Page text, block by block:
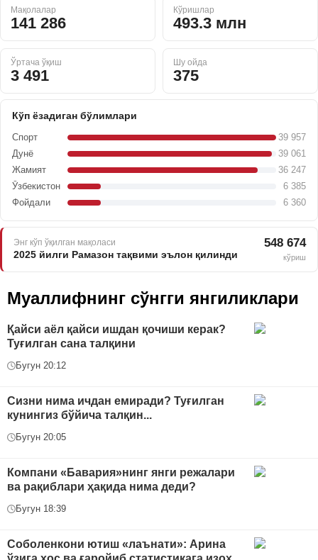
Мақолалар
141 286
Кўришлар
493.3 млн
Ўртача ўқиш
3 491
Шу ойда
375
Кўп ёзадиган бўлимлари
Спорт 39 957
Дунё 39 061
Жамият 36 247
Ўзбекистон 6 385
Фойдали 6 360
Энг кўп ўқилган мақоласи
2025 йилги Рамазон тақвими эълон қилинди
548 674
кўриш
Муаллифнинг сўнгги янгиликлари
Қайси аёл қайси ишдан қочиши керак?
Туғилган сана талқини
Бугун 20:12
Сизни нима ичдан емиради? Туғилган
кунингиз бўйича талқин...
Бугун 20:05
Компани «Бавария»нинг янги режалари
ва рақиблари ҳақида нима деди?
Бугун 18:39
Соболенкони ютиш «лаънати»: Арина